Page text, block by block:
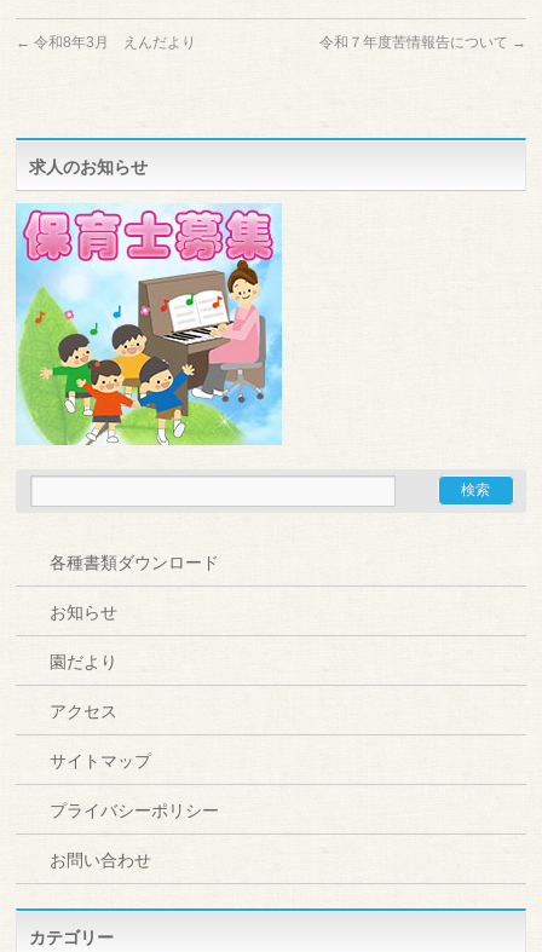
← 令和8年3月 えんだより 令和７年度苦情報告について →
求人のお知らせ
各種書類ダウンロード
お知らせ
園だより
アクセス
サイトマップ
プライバシーポリシー
お問い合わせ
カテゴリー